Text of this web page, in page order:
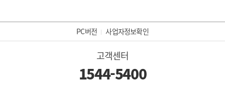
PC버전 사업자정보확인
고객센터
1544-5400